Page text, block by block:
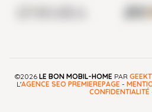
©2026 LE BON MOBIL-HOME PAR
L'AGENCE SEO PREMIEREPAGE -
CONFIDENTIALITÉ